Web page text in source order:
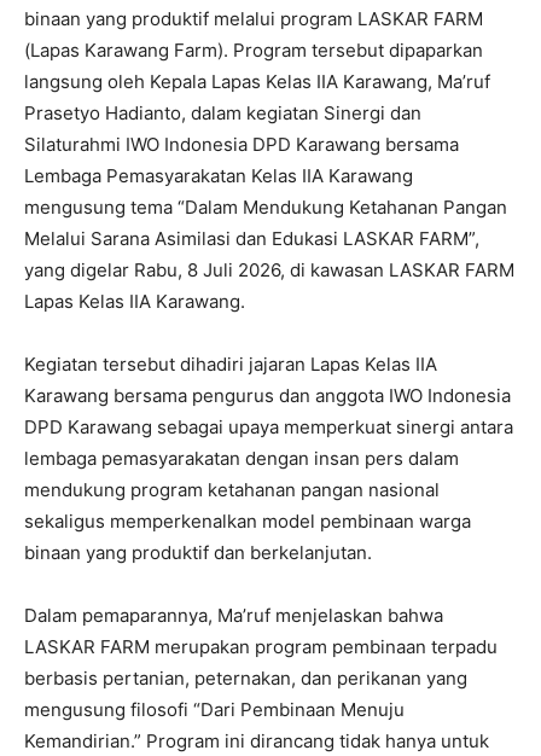
binaan yang produktif melalui program LASKAR FARM
(Lapas Karawang Farm). Program tersebut dipaparkan
langsung oleh Kepala Lapas Kelas IIA Karawang, Ma’ruf
Prasetyo Hadianto, dalam kegiatan Sinergi dan
Silaturahmi IWO Indonesia DPD Karawang bersama
Lembaga Pemasyarakatan Kelas IIA Karawang
mengusung tema “Dalam Mendukung Ketahanan Pangan
Melalui Sarana Asimilasi dan Edukasi LASKAR FARM”,
yang digelar Rabu, 8 Juli 2026, di kawasan LASKAR FARM
Lapas Kelas IIA Karawang.
Kegiatan tersebut dihadiri jajaran Lapas Kelas IIA
Karawang bersama pengurus dan anggota IWO Indonesia
DPD Karawang sebagai upaya memperkuat sinergi antara
lembaga pemasyarakatan dengan insan pers dalam
mendukung program ketahanan pangan nasional
sekaligus memperkenalkan model pembinaan warga
binaan yang produktif dan berkelanjutan.
Dalam pemaparannya, Ma’ruf menjelaskan bahwa
LASKAR FARM merupakan program pembinaan terpadu
berbasis pertanian, peternakan, dan perikanan yang
mengusung filosofi “Dari Pembinaan Menuju
Kemandirian.” Program ini dirancang tidak hanya untuk